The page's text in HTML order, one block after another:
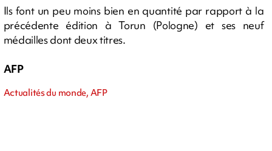
Ils font un peu moins bien en quantité par rapport à la
précédente édition à Torun (Pologne) et ses neuf
médailles dont deux titres.
AFP
Actualités du monde, AFP